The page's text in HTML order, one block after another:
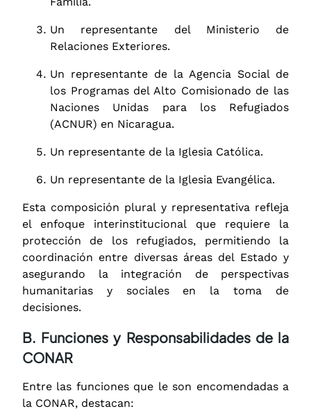
Un representante del Ministerio de
Relaciones Exteriores.
Un representante de la Agencia Social de
los Programas del Alto Comisionado de las
Naciones Unidas para los Refugiados
(ACNUR) en Nicaragua.
Un representante de la Iglesia Católica.
Un representante de la Iglesia Evangélica.
Esta composición plural y representativa refleja
el enfoque interinstitucional que requiere la
protección de los refugiados, permitiendo la
coordinación entre diversas áreas del Estado y
asegurando la integración de perspectivas
humanitarias y sociales en la toma de
decisiones.
B. Funciones y Responsabilidades de la
CONAR
Entre las funciones que le son encomendadas a
la CONAR, destacan: